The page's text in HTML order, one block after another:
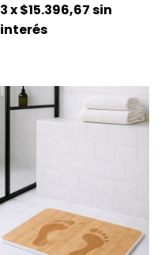
3x$15.396,67sin
interés